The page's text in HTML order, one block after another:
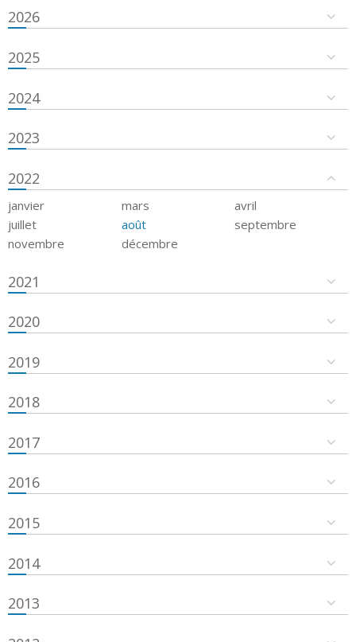
2026
2025
2024
2023
2022
janvier mars
avril
juillet
août
septembre
novembre
décembre
2021
2020
2019
2018
2017
2016
2015
2014
2013